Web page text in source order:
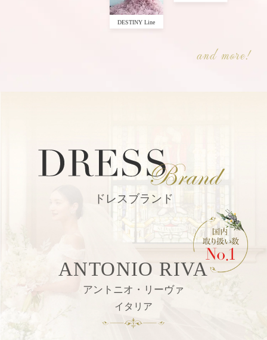
DESTINY Line
ドレスブランド
ANTONIO RIVA
アントニオ・リーヴァ
イタリア